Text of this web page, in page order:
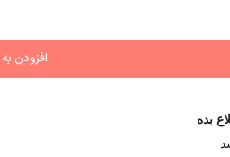
افزودن
بده